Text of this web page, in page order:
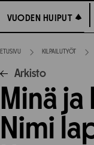
suoraan
sisältöön
VUODEN HUIPUT
VUODEN HUIPUT
ETUSIVU KILPAILUTYÖT
Arkisto
Minä
Nimi